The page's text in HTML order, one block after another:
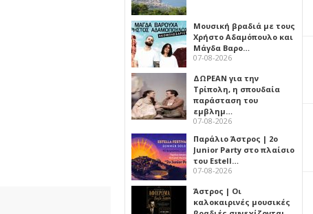
Μουσική βραδιά με τους
Χρήστο Αδαμόπουλο και
Μάγδα Βαρο…
07-08-2026
ΔΩΡΕΑΝ για την
Τρίπολη, η σπουδαία
παράσταση του
εμβλημ…
07-08-2026
Παράλιο Άστρος | 2ο
Junior Party στο πλαίσιο
του Estell…
07-08-2026
Άστρος | Οι
καλοκαιρινές μουσικές